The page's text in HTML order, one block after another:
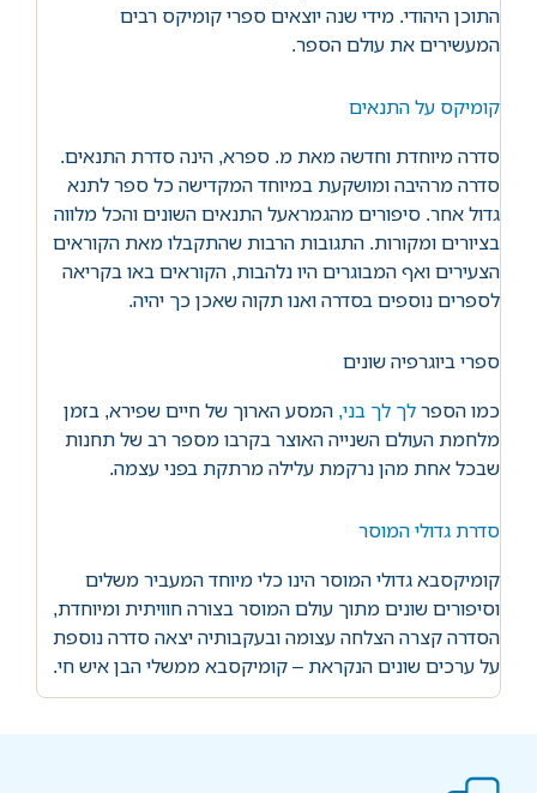
התוכן היהודי. מידי שנה יוצאים ספרי קומיקס רבים
המעשירים את עולם הספר.
קומיקס על התנאים
סדרה מיוחדת וחדשה מאת מ. ספרא, הינה סדרת התנאים.
סדרה מרהיבה ומושקעת במיוחד המקדישה כל ספר לתנא
גדול אחר. סיפורים מהגמראעל התנאים השונים והכל מלווה
בציורים ומקורות. התגובות הרבות שהתקבלו מאת הקוראים
הצעירים ואף המבוגרים היו נלהבות, הקוראים באו בקריאה
לספרים נוספים בסדרה ואנו תקוה שאכן כך יהיה.
ספרי ביוגרפיה שונים
כמו הספרלך לך בני, המסע הארוך של חיים שפירא, בזמן
מלחמת העולם השנייה האוצר בקרבו מספר רב של תחנות
שבכל אחת מהן נרקמת עלילה מרתקת בפני עצמה.
סדרת גדולי המוסר
קומיקסבא גדולי המוסר הינו כלי מיוחד המעביר משלים
וסיפורים שונים מתוך עולם המוסר בצורה חוויתית ומיוחדת,
הסדרה קצרה הצלחה עצומה ובעקבותיה יצאה סדרה נוספת
על ערכים שונים הנקראת – קומיקסבא ממשלי הבן איש חי.